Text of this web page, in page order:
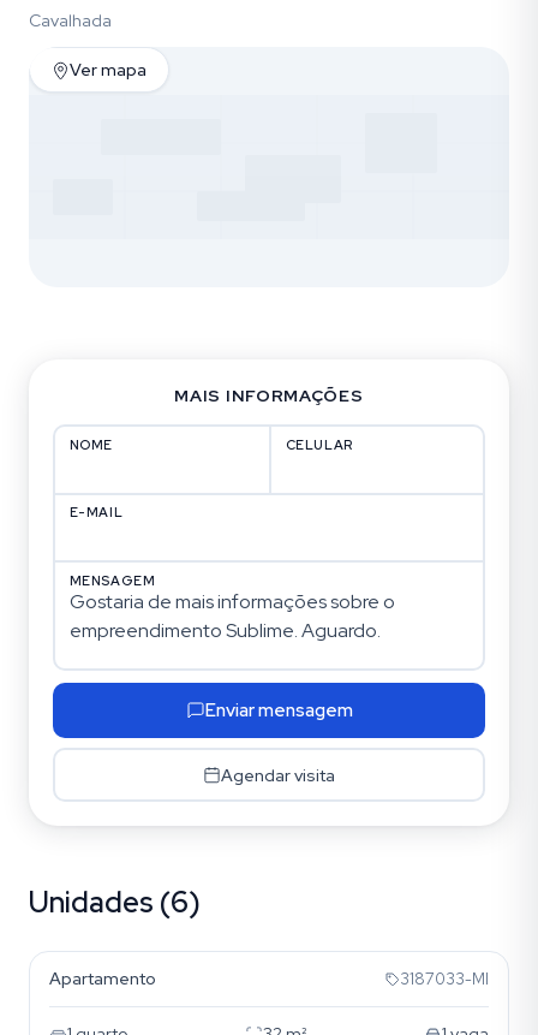
Cavalhada
Ver mapa
MAIS INFORMAÇÕES
NOME CELULAR
E-MAIL
MENSAGEM
Enviar mensagem
Agendar visita
Unidades (6)
Cavalhada
Apartamento 3187033-MI